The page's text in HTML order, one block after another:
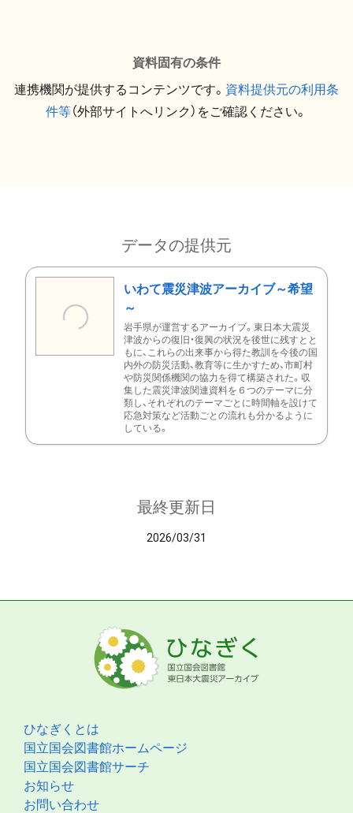
資料固有の条件
連携機関が提供するコンテンツです。 資料提供元の利用条
件等（外部サイトへリンク）をご確認ください。
データの提供元
いわて震災津波アーカイブ～希望
～
岩手県が運営するアーカイブ。東日本大震災
津波からの復旧・復興の状況を後世に残すとと
もに、これらの出来事から得た教訓を今後の国
内外の防災活動、教育等に生かすため、市町村
や防災関係機関の協力を得て構築された。収
集した震災津波関連資料を６つのテーマに分
類し、それぞれのテーマごとに時間軸を設けて
応急対策など活動ごとの流れも分かるように
している。
最終更新日
2026/03/31
ひなぎくとは
国立国会図書館ホームページ
国立国会図書館サーチ
お知らせ
お問い合わせ